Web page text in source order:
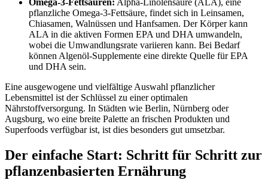
Omega-3-Fettsäuren: Alpha-Linolensäure (ALA), eine
pflanzliche Omega-3-Fettsäure, findet sich in Leinsamen,
Chiasamen, Walnüssen und Hanfsamen. Der Körper kann
ALA in die aktiven Formen EPA und DHA umwandeln,
wobei die Umwandlungsrate variieren kann. Bei Bedarf
können Algenöl-Supplemente eine direkte Quelle für EPA
und DHA sein.
Eine ausgewogene und vielfältige Auswahl pflanzlicher
Lebensmittel ist der Schlüssel zu einer optimalen
Nährstoffversorgung. In Städten wie Berlin, Nürnberg oder
Augsburg, wo eine breite Palette an frischen Produkten und
Superfoods verfügbar ist, ist dies besonders gut umsetzbar.
Der einfache Start: Schritt für Schritt zur
pflanzenbasierten Ernährung